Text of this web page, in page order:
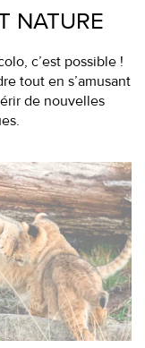
NATURE
c’est possible !
tout en s’amusant
de nouvelles